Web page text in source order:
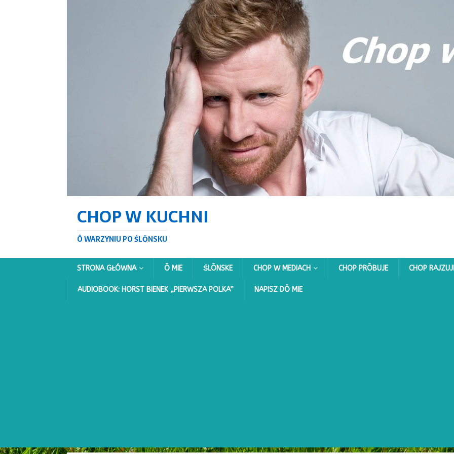
CHOP W KUCHNI
Ô WARZYNIU PO ŚLŌNSKU
STRONA GŁÓWNA Ō MIE ŚLŌNSKE CHOP W MEDIACH CHOP PRŌBUJE CHOP
AUDIOBOOK: HORST BIENEK „PIERWSZA POLKA” NAPISZ DŌ MIE